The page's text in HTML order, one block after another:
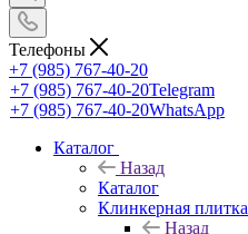
Телефоны
+7 (985) 767-40-20
+7 (985) 767-40-20Telegram
+7 (985) 767-40-20WhatsApp
Каталог
Назад
Каталог
Клинкерная плитка
Назад